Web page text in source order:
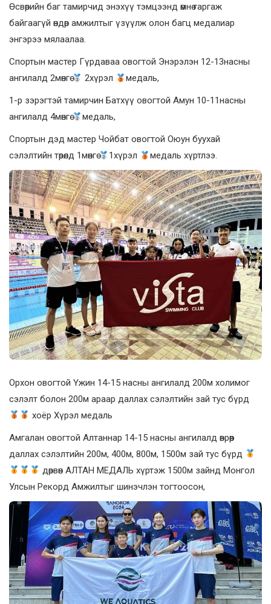
Өсвөрийн баг тамирчид энэхүү тэмцээнд өмнө гаргаж
байгаагүй өндөр амжилтыг үзүүлж олон багц медалиар
энгэрээ мялаалаа.
Спортын мастер Гүрдаваа овогтой Энэрэлэн 12-13насны
ангилалд 2мөнгө
2хүрэл медаль,
1-р зэрэгтэй тамирчин Батхүү овогтой Амун 10-11насны
ангилалд 4мөнгө
медаль,
Спортын дэд мастер Чойбат овогтой Оюун буухай
сэлэлтийн төрөлд 1мөнгө
1хүрэл медаль хүртлээ.
Орхон овогтой Үжин 14-15 насны ангилалд 200м холимог
сэлэлт болон 200м араар даллах сэлэлтийн зай тус бүрд
хоёр Хүрэл медаль
Амгалан овогтой Алтаннар 14-15 насны ангилалд өврөөр
даллах сэлэлтийн 200м, 400м, 800м, 1500м зай тус бүрд
дөрвөн АЛТАН МЕДАЛЬ хүртэж 1500м зайнд Монгол
Улсын Рекорд Амжилтыг шинэчлэн тогтоосон,